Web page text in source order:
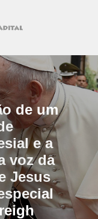
de um
e a
voz da
Jesus